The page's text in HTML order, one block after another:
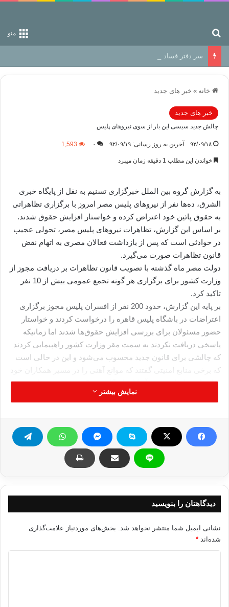
منو
سر دفتر فساد در زمین‌، دوری وکناره‌گیری از راه خداست‌!
خانه » خبر های جدید
خبر های جدید
چالش جدید سیسی این بار از سوی نیروهای پلیس
۹۲/۰۹/۱۸ آخرین به روز رسانی: ۹۲/۰۹/۱۹ ۰ 1,593
خواندن این مطلب 1 دقیقه زمان میبرد
به گزارش گروه بین الملل خبرگزاری تسنیم به نقل از پایگاه خبری
الشرق، ده‌ها نفر از نیروهای پلیس مصر امروز با برگزاری تظاهراتی
به حقوق پائین خود اعتراض کرده و خواستار افزایش حقوق شدند.
بر اساس این گزارش، تظاهرات نیروهای پلیس مصر، تحولی عجیب
در حوادثی است که پس از بازداشت فعالان مصری به اتهام نقض
قانون تظاهرات صورت می‌گیرد.
دولت مصر ماه گذشته با تصویب قانون تظاهرات بر دریافت مجوز از
وزارت کشور برای برگزاری هر گونه تجمع عمومی بیش از 10 نفر
تاکید کرد.
بر پایه این گزارش، حدود 200 نفر از افسران پلیس مجوز برگزاری
اعتراضات در باشگاه پلیس قاهره را درخواست کردند و خواستار
حضور مسئولان برای بررسی افزایش حقوق‌ها شدند اما زمانیکه
پاسخی دریافت نکردند به سمت مقر وزارت کشور راهپیمایی کردند
که چالشی برای قانون جدید محسوب می‌شود و این در حالی است
که برخی منابع امنیتی گفتند که موانع آهنی را در مسیر همکاران خود
قرار دادند تا مانع خروج آنها از باشگاه و حرکت به سمت وزارت
هواداران مرسی در مقابل دانشگاه الازهر در قاهره و دانشگاه
المنصوره در شمال قاهره به شلیک گاز اشک‌آور متوسل شدند.
نمایش بیشتر
دیدگاهتان را بنویسید
نشانی ایمیل شما منتشر نخواهد شد. بخش‌های موردنیاز علامت‌گذاری
شده‌اند *